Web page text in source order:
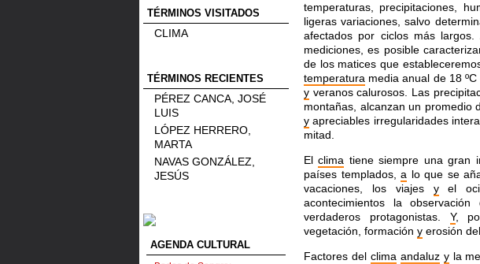
TÉRMINOS VISITADOS
CLIMA
TÉRMINOS RECIENTES
PÉREZ CANCA, JOSÉ
LUIS
LÓPEZ HERRERO,
MARTA
NAVAS GONZÁLEZ,
JESÚS
AGENDA CULTURAL
temperaturas, precipitaciones,
ligeras variaciones, salvo
afectados por ciclos más
mediciones, es posible
de los matices que
temperatura media anual de 18
y veranos calurosos. Las
montañas, alcanzan un promedio
y apreciables irregularidades
mitad.
Elclima tiene siempre una gran
países templados,a lo que se
vacaciones, los viajes yel
acontecimientos la observación
verdaderos protagonistas. Y,
vegetación, formación y erosión
Factores del clima andaluz yla